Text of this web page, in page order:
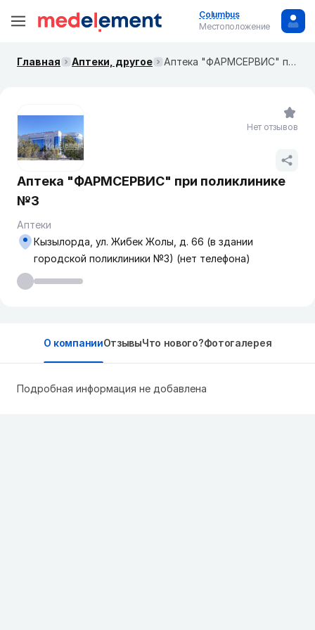
Columbus
Местоположение
Главная Аптеки, другое Аптека "ФАРМСЕРВИС" при поликлинике №3
Аптека "ФАРМСЕРВИС" при поликлинике
№3
Аптеки
Кызылорда, ул. Жибек Жолы, д. 66 (в здании
городской поликлиники №3) (нет телефона)
Нет отзывов
О компанииОтзывыЧто нового?Фотогалерея
Подробная информация не добавлена